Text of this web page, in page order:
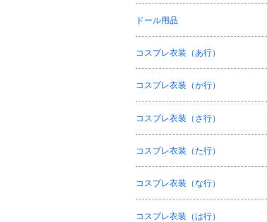
ドール用品
コスプレ衣装（あ行）
コスプレ衣装（か行）
コスプレ衣装（さ行）
コスプレ衣装（た行）
コスプレ衣装（な行）
コスプレ衣装（は行）